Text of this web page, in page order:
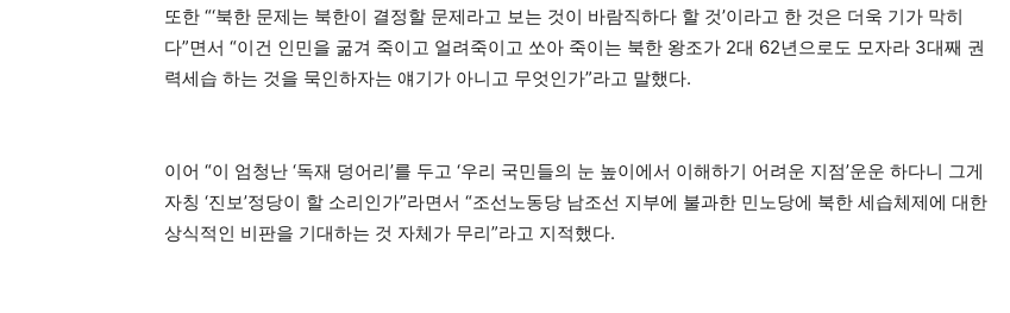
또한 “‘북한 문제는 북한이 결정할 문제라고 보는 것이 바람직하다 할 것’이라고 한 것은 더욱 기가 막히
다”면서 “이건 인민을 굶겨 죽이고 얼려죽이고 쏘아 죽이는 북한 왕조가 2대 62년으로도 모자라 3대째 권
력세습 하는 것을 묵인하자는 얘기가 아니고 무엇인가”라고 말했다.
이어 “이 엄청난 ‘독재 덩어리’를 두고 ‘우리 국민들의 눈 높이에서 이해하기 어려운 지점’운운 하다니 그게
자칭 ‘진보’정당이 할 소리인가”라면서 “조선노동당 남조선 지부에 불과한 민노당에 북한 세습체제에 대한
상식적인 비판을 기대하는 것 자체가 무리”라고 지적했다.